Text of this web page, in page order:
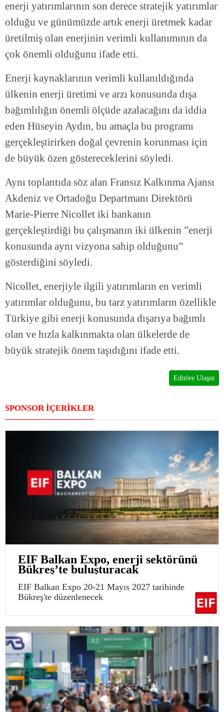
enerji yatırımlarının son derece stratejik yatırımlar
olduğu ve günümüzde artık enerji üretmek kadar
üretilmiş olan enerjinin verimli kullanımının da
çok önemli olduğunu ifade etti.
Enerji kaynaklarının verimli kullanıldığında
ülkenin enerji üretimi ve arzı konusunda dışa
bağımlılığın önemli ölçüde azalacağını da iddia
eden Hüseyin Aydın, bu amaçla bu programı
gerçekleştirirken doğal çevrenin korunması için
de büyük özen göstereceklerini söyledi.
Aynı toplantıda söz alan Fransız Kalkınma Ajansı
Akdeniz ve Ortadoğu Departmanı Direktörü
Marie-Pierre Nicollet iki bankanın
gerçekleştirdiği bu çalışmanın iki ülkenin ”enerji
konusunda aynı vizyona sahip olduğunu”
gösterdiğini söyledi.
Nicollet, enerjiyle ilgili yatırımların en verimli
yatırımlar olduğunu, bu tarz yatırımların özellikle
Türkiye gibi enerji konusunda dışarıya bağımlı
olan ve hızla kalkınmakta olan ülkelerde de
büyük stratejik önem taşıdığını ifade etti.
Editöre Ulaşın
SPONSOR İÇERİKLER
EIF Balkan Expo, enerji sektörünü
Bükreş’te buluşturacak
EIF Balkan Expo 20-21 Mayıs 2027 tarihinde
Bükreş'te düzenlenecek